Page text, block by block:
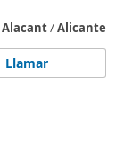
Alacant/Alicante
Llamar